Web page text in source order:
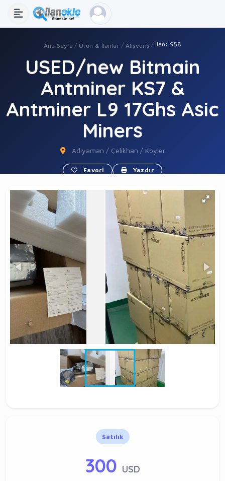
Ana Sayfa Ürün & İlanlar Alışveriş İlan: 958
USED/new Bitmain
Antminer KS7 &
Antminer L9 17Ghs Asic
Miners
Adıyaman / Çelikhan / Köyler
Favori Yazdır
Satılık
300 USD